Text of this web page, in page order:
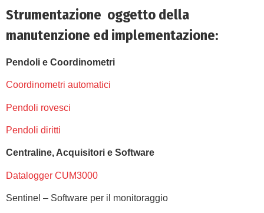
Strumentazione oggetto della
manutenzione ed implementazione:
Pendoli e Coordinometri
Coordinometri automatici
Pendoli rovesci
Pendoli diritti
Centraline, Acquisitori e Software
Datalogger CUM3000
Sentinel – Software per il monitoraggio